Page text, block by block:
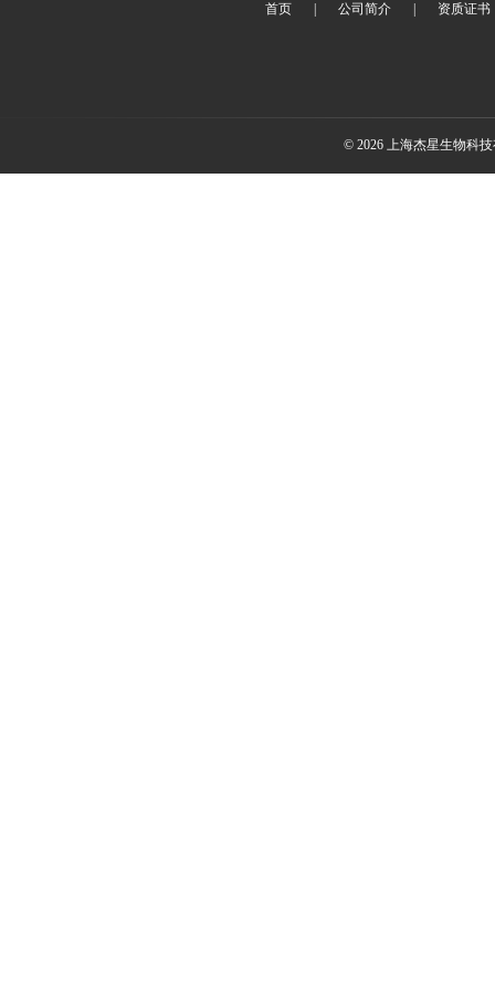
首页 公司简介 资质证书
© 2026 上海杰星生物科